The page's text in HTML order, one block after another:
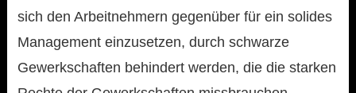
sich den Arbeitnehmern gegenüber für ein solides
Management einzusetzen, durch schwarze
Gewerkschaften behindert werden, die die starken